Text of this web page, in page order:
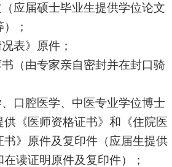
应届硕士毕业生提供学位论文
；
表》原件；
（由专家亲自密封并在封口骑
口腔医学、中医专业学位博士
《医师资格证书》和《住院医
书》原件及复印件（应届生提供
在读证明原件及复印件）；